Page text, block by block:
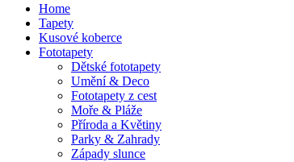
Home
Tapety
Kusové koberce
Fototapety
Dětské fototapety
Umění & Deco
Fototapety z cest
Moře & Pláže
Příroda a Květiny
Parky & Zahrady
Západy slunce